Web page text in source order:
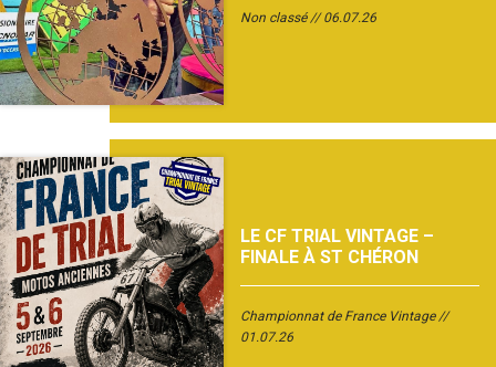
Non classé 06.07.26
LE CF TRIAL VINTAGE –
FINALE À ST CHÉRON
Championnat de France Vintage
01.07.26